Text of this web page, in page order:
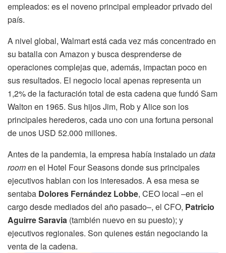
empleados: es el noveno principal empleador privado del
país.
A nivel global, Walmart está cada vez más concentrado en
su batalla con Amazon y busca desprenderse de
operaciones complejas que, además, impactan poco en
sus resultados. El negocio local apenas representa un
1,2% de la facturación total de esta cadena que fundó Sam
Walton en 1965. Sus hijos Jim, Rob y Alice son los
principales herederos, cada uno con una fortuna personal
de unos USD 52.000 millones.
Antes de la pandemia, la empresa había instalado un data
roomen el Hotel Four Seasons donde sus principales
ejecutivos hablan con los interesados. A esa mesa se
sentaba Dolores Fernández Lobbe, CEO local –en el
cargo desde mediados del año pasado–, el CFO, Patricio
Aguirre Saravia (también nuevo en su puesto); y
ejecutivos regionales. Son quienes están negociando la
venta de la cadena.